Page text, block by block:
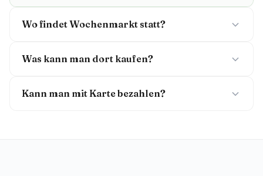
Wo findet Wochenmarkt statt?
Was kann man dort kaufen?
Kann man mit Karte bezahlen?